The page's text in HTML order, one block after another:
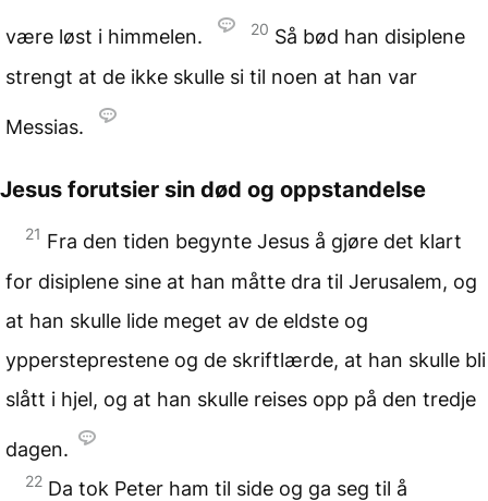
være løst i himmelen. 20 Så bød han disiplene
strengt at de ikke skulle si til noen at han var
Messias.
Jesus forutsier sin død og oppstandelse
21 Fra den tiden begynte Jesus å gjøre det klart
for disiplene sine at han måtte dra til Jerusalem, og
at han skulle lide meget av de eldste og
yppersteprestene og de skriftlærde, at han skulle bli
slått i hjel, og at han skulle reises opp på den tredje
dagen.
22 Da tok Peter ham til side og ga seg til å